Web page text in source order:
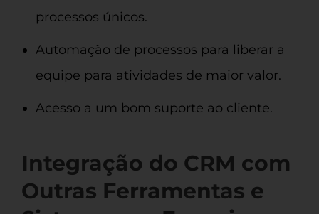
processos únicos.
Automação de processos para liberar a
equipe para atividades de maior valor.
Acesso a um bom suporte ao cliente.
Integração do CRM com
Outras Ferramentas e